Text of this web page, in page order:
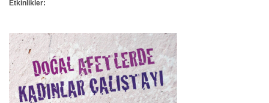
Etkinlikler: